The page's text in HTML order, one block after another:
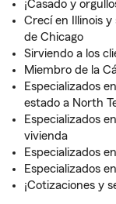
¡Casado y
Crecí en Illinois
de Chicago
Sirviendo a los
Miembro de la
Especializados
estado a North
Especializados
vivienda
Especializados
Especializados
¡Cotizaciones y